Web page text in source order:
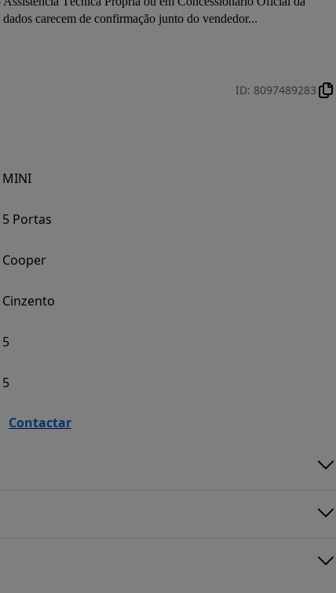
carecem de confirmação junto do vendedor...
ID: 8097489283
MINI
5 Portas
Cooper
Cinzento
5
5
Contactar